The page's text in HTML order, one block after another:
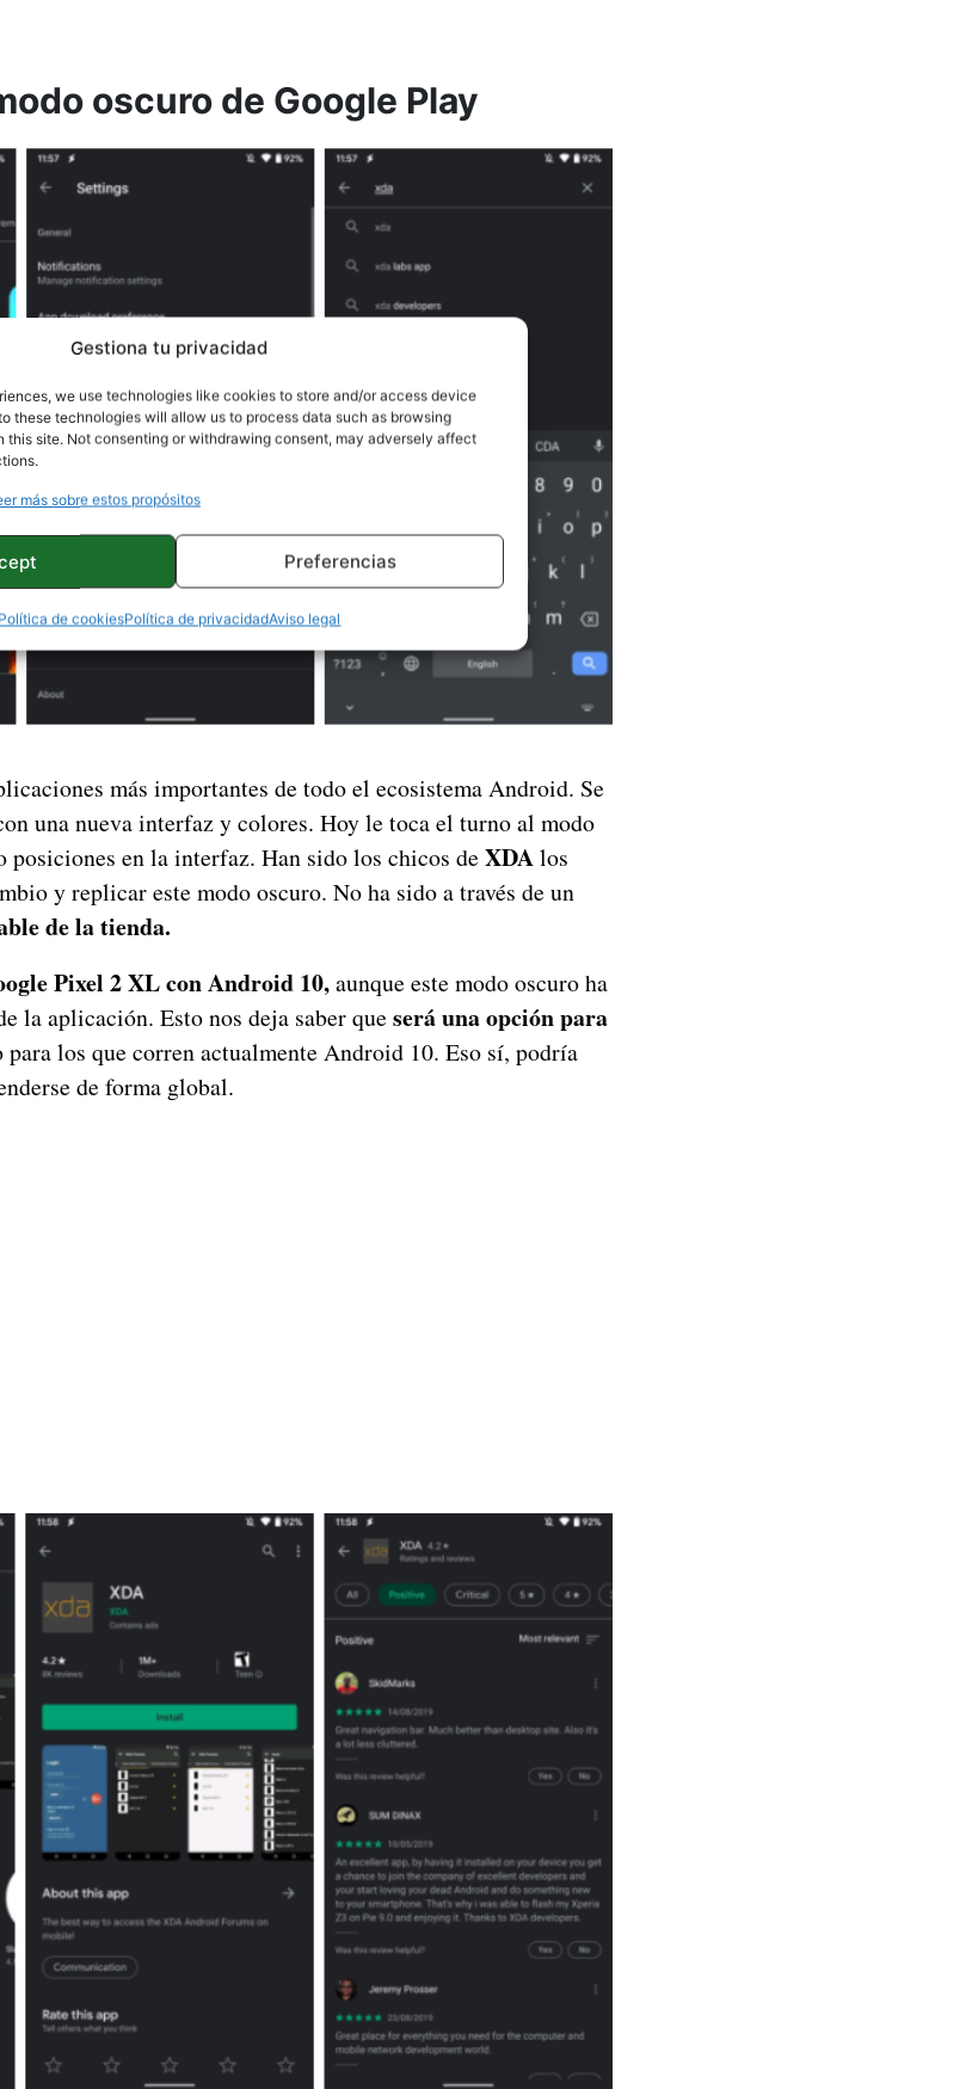
Gestiona tu privacidad
we use technologies like cookies to store and/or access device
these technologies will allow us to process data such as browsing
this site. Not consenting or withdrawing consent, may adversely affect
más sobre estos propósitos
Preferencias
Política de cookiesPolítica de privacidadAviso legal
oscuro de Google Play
más importantes de todo el ecosistema Android. Se
una nueva interfaz y colores. Hoy le toca el turno al modo
posiciones en la interfaz. Han sido los chicos de XDAlos
y replicar este modo oscuro. No ha sido a través de un
de la tienda.
Pixel 2 XL con Android 10,aunque este modo oscuro ha
la aplicación. Esto nos deja saber que será una opción para
para los que corren actualmente Android 10. Eso sí, podría
de forma global.